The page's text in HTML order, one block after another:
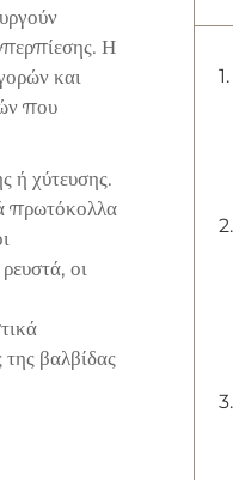
Η
και
που
ή χύτευσης.
πρωτόκολλα
οι
βαλβίδας